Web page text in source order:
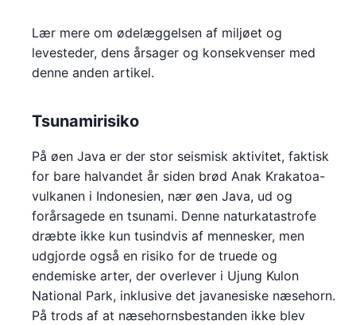
Lær mere om ødelæggelsen af miljøet og
levesteder, dens årsager og konsekvenser med
denne anden artikel.
Tsunamirisiko
På øen Java er der stor seismisk aktivitet, faktisk
for bare halvandet år siden brød Anak Krakatoa-
vulkanen i Indonesien, nær øen Java, ud og
forårsagede en tsunami. Denne naturkatastrofe
dræbte ikke kun tusindvis af mennesker, men
udgjorde også en risiko for de truede og
endemiske arter, der overlever i Ujung Kulon
National Park, inklusive det javanesiske næsehorn.
På trods af at næsehornsbestanden ikke blev